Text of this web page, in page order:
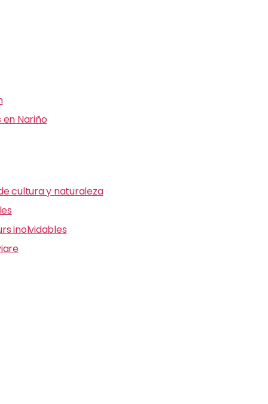
Nariño
cultura y naturaleza
inolvidables